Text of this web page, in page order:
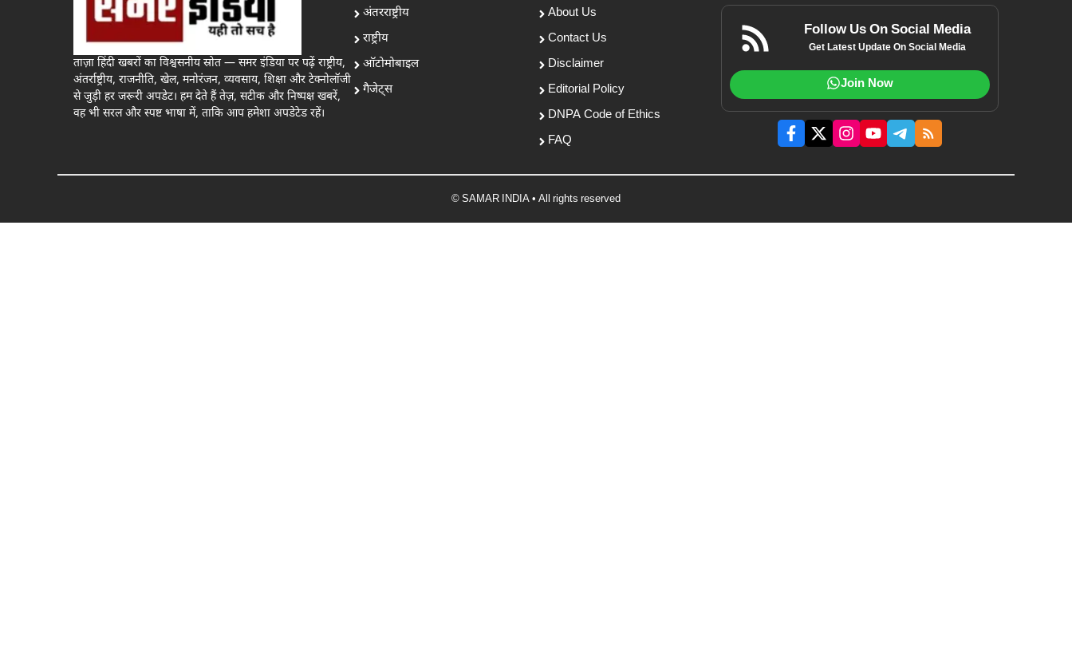
ताज़ा हिंदी खबरों का विश्वसनीय स्रोत — समर इंडिया पर पढ़ें राष्ट्रीय,
अंतर्राष्ट्रीय, राजनीति, खेल, मनोरंजन, व्यवसाय, शिक्षा और टेक्नोलॉजी
से जुड़ी हर जरूरी अपडेट। हम देते हैं तेज़, सटीक और निष्पक्ष खबरें,
वह भी सरल और स्पष्ट भाषा में, ताकि आप हमेशा अपडेटेड रहें।
अंतरराष्ट्रीय
राष्ट्रीय
ऑटोमोबाइल
गैजेट्स
About Us
Contact Us
Disclaimer
Editorial Policy
DNPA Code of Ethics
FAQ
Follow Us On Social Media
Get Latest Update On Social Media
Join Now
© SAMAR INDIA • All rights reserved